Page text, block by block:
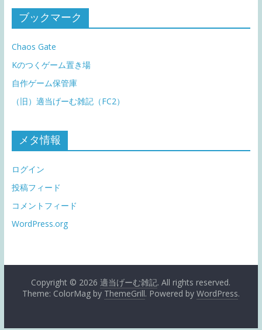
ブックマーク
Chaos Gate
Kのつくゲーム置き場
自作ゲーム保管庫
（旧）適当げーむ雑記（FC2）
メタ情報
ログイン
投稿フィード
コメントフィード
WordPress.org
Copyright © 2026 適当げーむ雑記. All rights reserved.
Theme: ColorMag by ThemeGrill. Powered by WordPress.